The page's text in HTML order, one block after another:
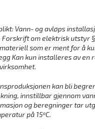
Vann- og avløps
om elektrisk utstyr
som er ment for å
Kan kun installeres av en
kan bli
innstillbar gjennom
og beregninger tar
på 15ºC.